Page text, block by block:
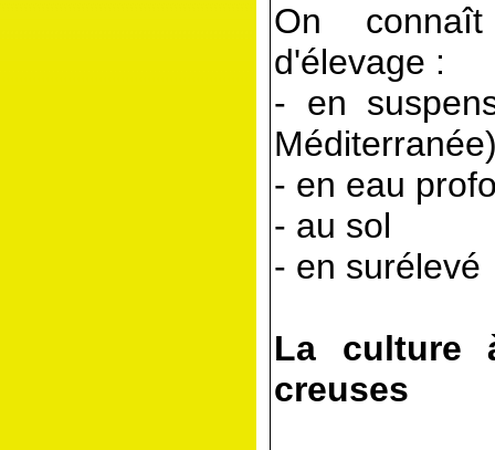
On
d'élevage :
- en
- en eau
- au sol
- en surélevé
La culture
creuses